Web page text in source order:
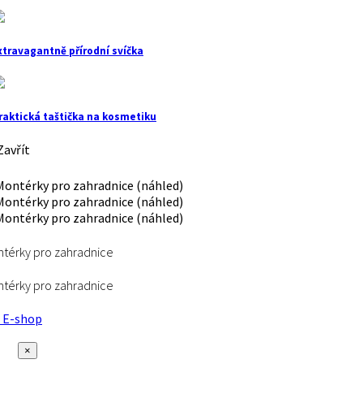
přírodní svíčka
taštička na kosmetiku
pro zahradnice
pro zahradnice
shop
×